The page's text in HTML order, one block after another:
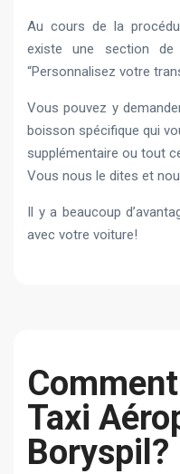
Au cours de la
existe une section de
“Personnalisez votre
Vous pouvez y
boisson spécifique qui
supplémentaire ou tout
Vous nous le dites et
Il y a beaucoup
avec votre voiture!
Taxi
Boryspil?